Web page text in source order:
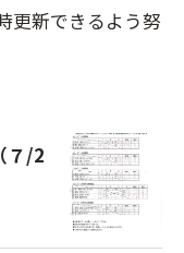
更新できるよう努
７/2